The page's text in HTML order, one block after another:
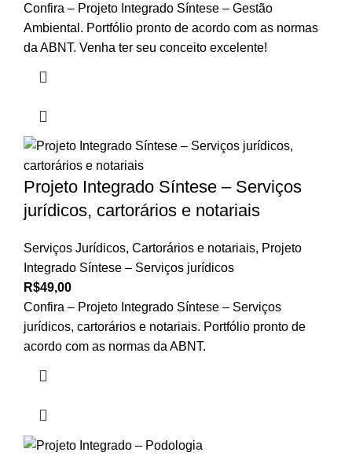
Confira – Projeto Integrado Síntese – Gestão
Ambiental. Portfólio pronto de acordo com as normas
da ABNT. Venha ter seu conceito excelente!
Projeto Integrado Síntese – Serviços
jurídicos, cartorários e notariais
Serviços Jurídicos, Cartorários e notariais, Projeto
Integrado Síntese – Serviços jurídicos
R$49,00
Confira – Projeto Integrado Síntese – Serviços
jurídicos, cartorários e notariais. Portfólio pronto de
acordo com as normas da ABNT.